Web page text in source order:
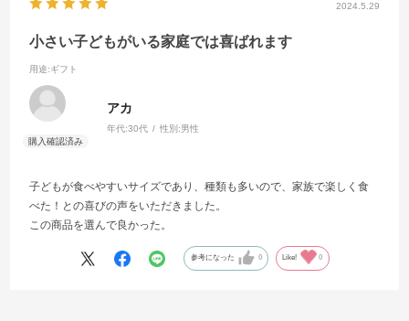
2024.5.29
小さい子どもがいる家庭では喜ばれます
用途:ギフト
アカ
年代:30代 性別:男性
子どもが食べやすいサイズであり、種類も多いので、家族で楽しく食
べた！との喜びの声をいただきました。
この商品を選んで良かった。
参考になった 0 Like! 0